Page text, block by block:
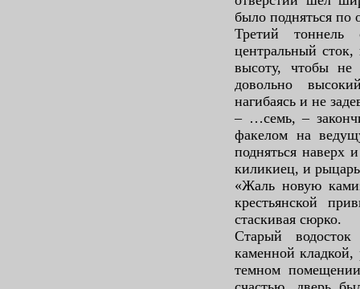
было подняться по
Третий
центральный
высоту, чтобы
довольно
нагибаясь и не
– …семь, –
факелом на
подняться наверх
киликиец, и
«Жаль новую
крестьянской
стаскивая сюрко.
Старый водосток
каменной кладкой,
темном